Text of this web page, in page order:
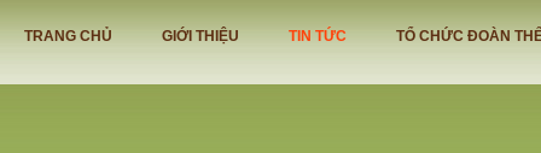
TRANG CHỦ GIỚI THIỆU TIN TỨC TỔ CHỨC ĐOÀN